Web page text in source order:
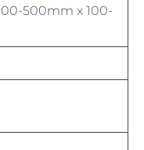
500mm x 100-